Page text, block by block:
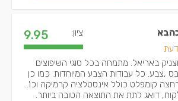
ציון: 9.95
באריאל. מתמחה בכל סוגי השיפוצים
,צבע. כל עבודות הצבע המיוחדות. כמו כן
קומפלט כולל אינסטלציה קרמיקה וכו'..
דואג לתת את התוצאה הטובה ביותר.